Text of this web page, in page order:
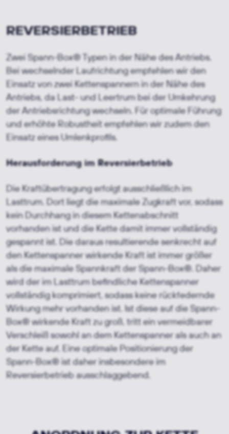
REVERSIERBETRIEB
Zwei Spann-Box® Typen in der Nähe des Antriebs.
Bei wechselnder Laufrichtung empfehlen wir den
Einsatz von zwei Kettenspannern in der Nähe des
Antriebs, da Last- und Leertrum bei der Umkehrung
der Antriebsrichtung wechseln. Für optimale Führung
und erhöhte Robustheit empfehlen wir zudem den
Einsatz eines Umlenkprofils.
Herausforderung im Reversierbetrieb
Die Kraftübertragung erfolgt ausschließlich im
Lasttrum. Dort liegt die maximale Zugkraft vor, sodass
kein Durchhang in diesem Kettenabschnitt
vorhanden ist und die Kette damit immer vollständig
gespannt ist. Die daraus resultierende senkrecht auf
den Kettenspanner wirkende Kraft ist immer größer
als die maximale Spannkraft der Spann-Box®. Daher
wird der im Lasttrum befindliche Kettenspanner
vollständig komprimiert, sodass keine rückfedernde
Wirkung mehr vorhanden ist. Ist diese auf die Spann-
Box® wirkende Kraft zu groß, tritt ein vermeidbarer
Verschleiß sowohl an dem Kettenspanner als auch an
der Kette auf. Eine optimale Positionierung der
Spann-Box® ist daher insbesondere im
Reversierbetrieb ausschlaggebend.